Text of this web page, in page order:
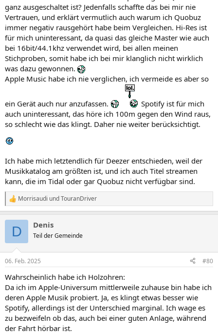
ganz ausgeschaltet ist? Jedenfalls schaffte das bei mir nie
Vertrauen, und erklärt vermutlich auch warum ich Quobuz
immer negativ rausgehört habe beim Vergleichen. Hi-Res ist
für mich uninteressant, da quasi das gleiche Master wie auch
bei 16bit/44.1khz verwendet wird, bei allen meinen
Stichproben, somit habe ich bei mir klanglich nicht wirklich
was dazu gewonnen.
Apple Music habe ich nie verglichen, ich vermeide es aber so
ein Gerät auch nur anzufassen.
Spotify ist für mich
auch uninteressant, das höre ich 100m gegen den Wind raus,
so schlecht wie das klingt. Daher nie weiter berücksichtigt.
Ich habe mich letztendlich für Deezer entschieden, weil der
Musikkatalog am größten ist, und ich auch Titel streamen
kann, die im Tidal oder gar Quobuz nicht verfügbar sind.
R
e
e
:
Morrisaudi undTouranDriver
D Denis
Teil der Gemeinde
06. Feb. 2025 #80
Wahrscheinlich habe ich Holzohren:
Da ich im Apple-Universum mittlerweile zuhause bin habe ich
deren Apple Musik probiert. Ja, es klingt etwas besser wie
Spotify, allerdings ist der Unterschied marginal. Ich wage es
zu bezweifeln ob das, auch bei einer guten Anlage, während
der Fahrt hörbar ist.